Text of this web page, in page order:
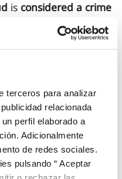
terceros para analizar
relacionada
perfil elaborado a
Adicionalmente
de redes sociales.
pulsando “ Aceptar
is considered a crime
the Spanish Criminal
reported to the legal
all. Such practices
take legal action as
detected in the